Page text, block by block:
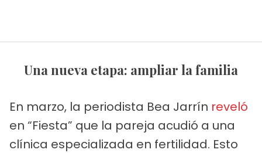
Una nueva etapa: ampliar la familia
En marzo, la periodista Bea Jarrín reveló
en “Fiesta” que la pareja acudió a una
clínica especializada en fertilidad. Esto